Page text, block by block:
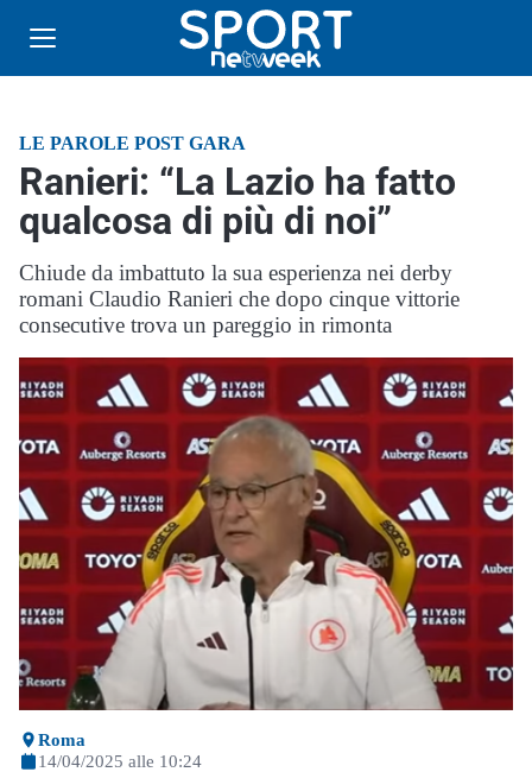
LE PAROLE POST GARA
Ranieri: “La Lazio ha fatto
qualcosa di più di noi”
Chiude da imbattuto la sua esperienza nei derby
romani Claudio Ranieri che dopo cinque vittorie
consecutive trova un pareggio in rimonta
Roma
14/04/2025 alle 10:24